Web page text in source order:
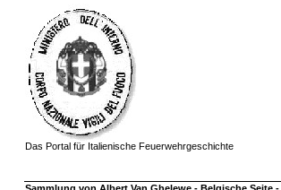
Das Portal für Italienische Feuerwehrgeschichte